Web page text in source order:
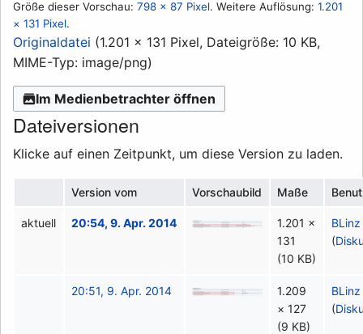
Größe dieser Vorschau: 798 × 87 Pixel. Weitere Auflösung: 1.201
× 131 Pixel.
Originaldatei (1.201 × 131 Pixel, Dateigröße: 10 KB,
MIME-Typ: image/png)
Im Medienbetrachter öffnen
Dateiversionen
Klicke auf einen Zeitpunkt, um diese Version zu laden.
Version vom Vorschaubild Maße
aktuell 20:54, 9. Apr. 2014
1.201 ×
131
(10 KB)
BLinz
(
20:51, 9. Apr. 2014
1.209
× 127
(9 KB)
BLinz
(